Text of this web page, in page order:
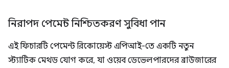
নিরাপদ পেমেন্ট নিশ্চিতকরণ সুবিধা পান
এই ফিচারটি পেমেন্ট রিকোয়েস্ট এপিআই-তে একটি নতুন
স্ট্যাটিক মেথড যোগ করে, যা ওয়েব ডেভেলপারদের ব্রাউজারের